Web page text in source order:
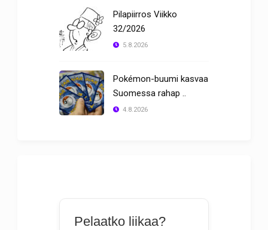
Pilapiirros Viikko
32/2026
5.8.2026
Pokémon-buumi kasvaa
Suomessa rahap ..
4.8.2026
Pelaatko liikaa?